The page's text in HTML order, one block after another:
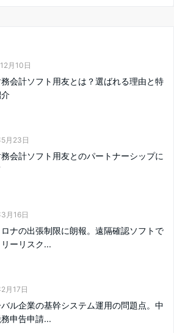
月10日
会計ソフト用友とは？選ばれる理由と特
月23日
会計ソフト用友とのパートナーシップに
月16日
ナの出張制限に朗報。遠隔確認ソフトで
ーリスク...
月17日
ル企業の基幹システム運用の問題点。中
申告申請...